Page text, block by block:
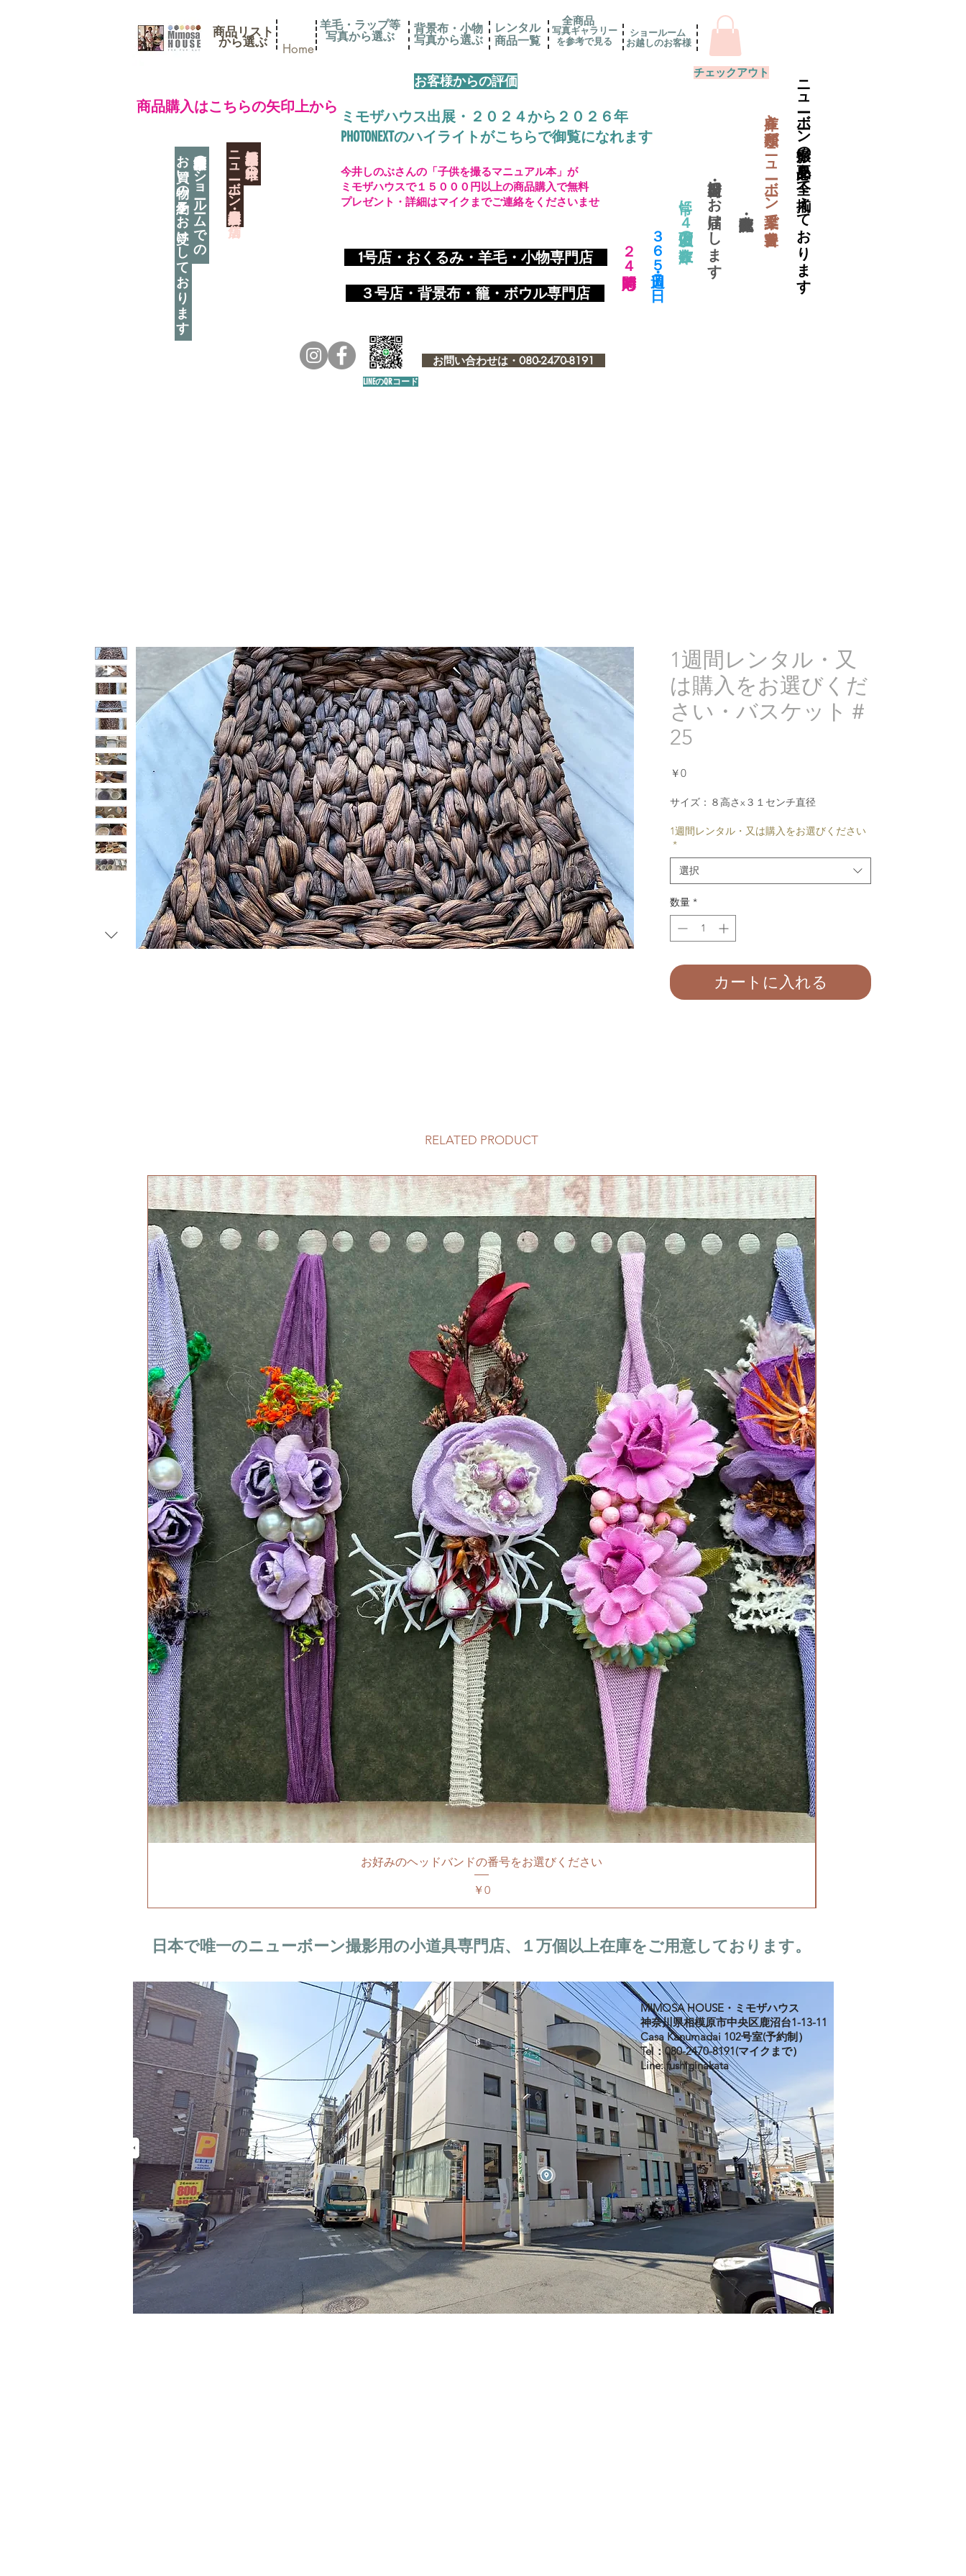
商品リスト
​から選ぶ Home
​商品購入はこちらの矢印上から
神奈川県相模原市に日本唯一の
​ニューボーン撮影用小道具店・３店舗
羊毛・ラップ等
写真から選ぶ
背景布・小物
​写真から選ぶ
レンタル
​商品一覧
写真ギャラリー
を参考で見る
全商品
お客様からの評価
ミモザハウス出展・２０２４から２０２６年
PHOTONEXTのハイライトがこちらで御覧になれます
神奈川県相模原市のショールームでの
お買い物の予約をお受けしております 1号店・おくるみ・羊毛・小物専門店
​ ３号店・背景布・籠・ボウル専門店
お問い合わせは・080-2470-8191
ショールーム
お越しのお客様
チェックアウト
​２４時間対応 ​３６５日・週７日
常に４万個以上の在庫数 当日出荷・翌日にお届けします
​在庫と種類がニューボーン業界で一番豊富ニューボーン撮影の必要品を全て揃えております
今井しのぶさんの「子供を撮るマニュアル本」が
ミモザハウスで１５０００円以上の商品購入で無料
プレゼント・詳細はマイクまでご連絡をくださいませ
LINEのQRコード
1週間レンタル・又
は購入をお選びくだ
さい・バスケット＃
25
￥0価
サイズ：８高さx３１センチ直径
1週間レンタル・又は購入をお選びください
*
選択
数量 *
カートに入れる
RELATED PRODUCT
お好みのヘッドバンドの番号をお選びください
価格
￥0
日本で唯一のニューボーン撮影用の小道具専門店、１万個以上在庫をご用意しております。
MIMOSA HOUSE・ミモザハウス
神奈川県相模原市中央区鹿沼台1-13-11
Casa Kanumadai 102号室(予約制）
Tel：080-2470-8191(マイクまで）
Line: fushiginakata